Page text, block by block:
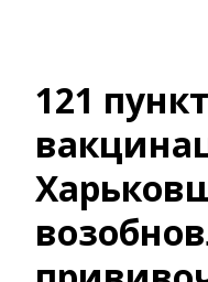
121 пункт